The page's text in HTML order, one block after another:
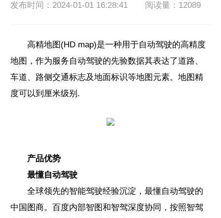
关于Apollo
发布时间：2024-01-01 16:28:41 阅读量：12089
高精地图(HD map)是一种用于自动驾驶的高精度
地图，作为服务自动驾驶的先验数据其表达了道路、
车道、路侧交通标志及地面标识等地图元素。地图精
度可以到厘米级别.
产品优势
最懂自动驾驶
全球领先的智能驾驶经验沉淀，最懂自动驾驶的
中国图商。百度内部智图和智驾深度协同，按照智驾